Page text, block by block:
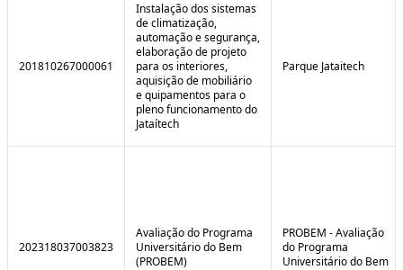
201810267000061
Instalação dos sistemas
de climatização,
automação e segurança,
elaboração de projeto
para os interiores,
aquisição de mobiliário
e quipamentos para o
pleno funcionamento do
Jataítech
Parque Jataitech
202318037003823
Avaliação do Programa
Universitário do Bem
(PROBEM)
PROBEM - Avaliação
do Programa
Universitário do Bem